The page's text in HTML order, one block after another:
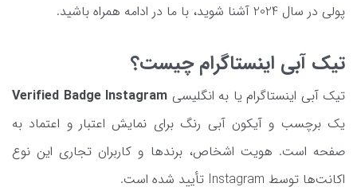
پولی در سال 2024 آشنا شوید، با ما در ادامه همراه باشید.
تیک آبی اینستاگرام چیست؟
تیک آبی اینستاگرام یا به انگلیسی Verified Badge Instagram
یک برچسب و آیکون آبی رنگ برای نمایش اعتبار و اعتماد به
صفحه است. هویت اشخاص، برندها و کاربران تجاری این نوع
اکانت‌ها توسط Instagram تأیید شده است.